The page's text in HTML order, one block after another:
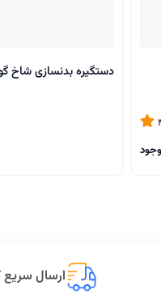
دستگیره بدنسازی شاخ
ارسال سریع